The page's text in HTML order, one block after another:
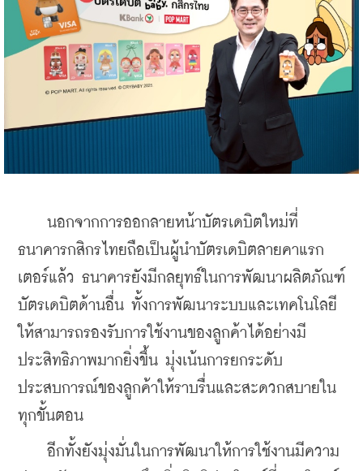
นอกจากการออกลายหน้าบัตรเดบิตใหม่ที่
ธนาคารกสิกรไทยถือเป็นผู้นำบัตรเดบิตลายคาแรก
เตอร์แล้ว ธนาคารยังมีกลยุทธ์ในการพัฒนาผลิตภัณฑ์
บัตรเดบิตด้านอื่น ทั้งการพัฒนาระบบและเทคโนโลยี
ให้สามารถรองรับการใช้งานของลูกค้าได้อย่างมี
ประสิทธิภาพมากยิ่งขึ้น มุ่งเน้นการยกระดับ
ประสบการณ์ของลูกค้าให้ราบรื่นและสะดวกสบายใน
ทุกขั้นตอน
อีกทั้งยังมุ่งมั่นในการพัฒนาให้การใช้งานมีความ